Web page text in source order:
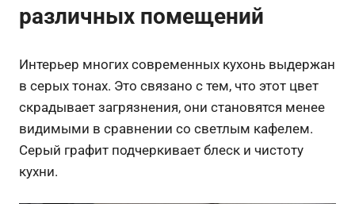
различных помещений
Интерьер многих современных кухонь выдержан
в серых тонах. Это связано с тем, что этот цвет
скрадывает загрязнения, они становятся менее
видимыми в сравнении со светлым кафелем.
Серый графит подчеркивает блеск и чистоту
кухни.